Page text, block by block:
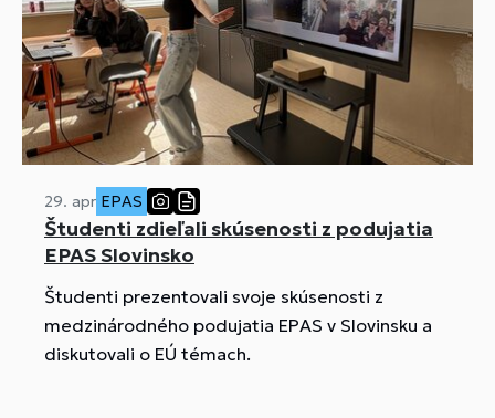
29. apr EPAS
Študenti zdieľali skúsenosti z podujatia
EPAS Slovinsko
Študenti prezentovali svoje skúsenosti z
medzinárodného podujatia EPAS v Slovinsku a
diskutovali o EÚ témach.